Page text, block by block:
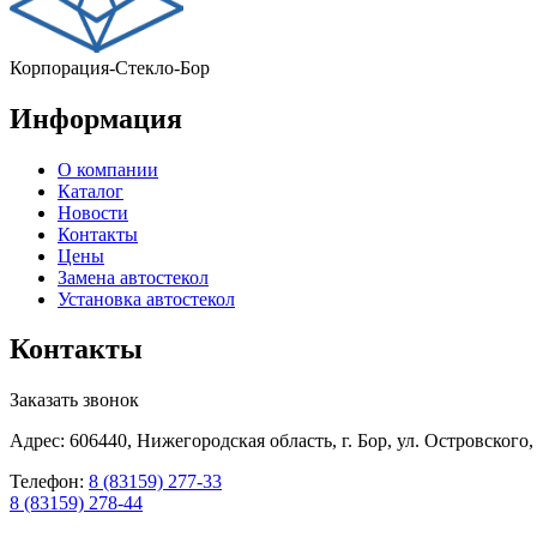
Корпорация-Стекло-Бор
Информация
О компании
Каталог
Новости
Контакты
Цены
Замена автостекол
Установка автостекол
Контакты
Заказать звонок
Адрес: 606440, Нижегородская область, г. Бор, ул.
Телефон: 8 (83159) 277-33
8 (83159) 278-44